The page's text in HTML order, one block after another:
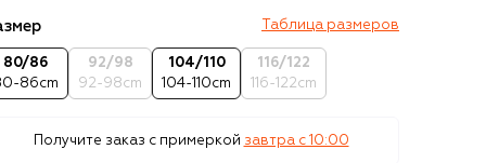
Таблица размеров
80/86
86cm
92/98
92-98cm
104/110
104-110cm
116/122
116-122cm
Получите заказ с примеркой завтра c 10:00